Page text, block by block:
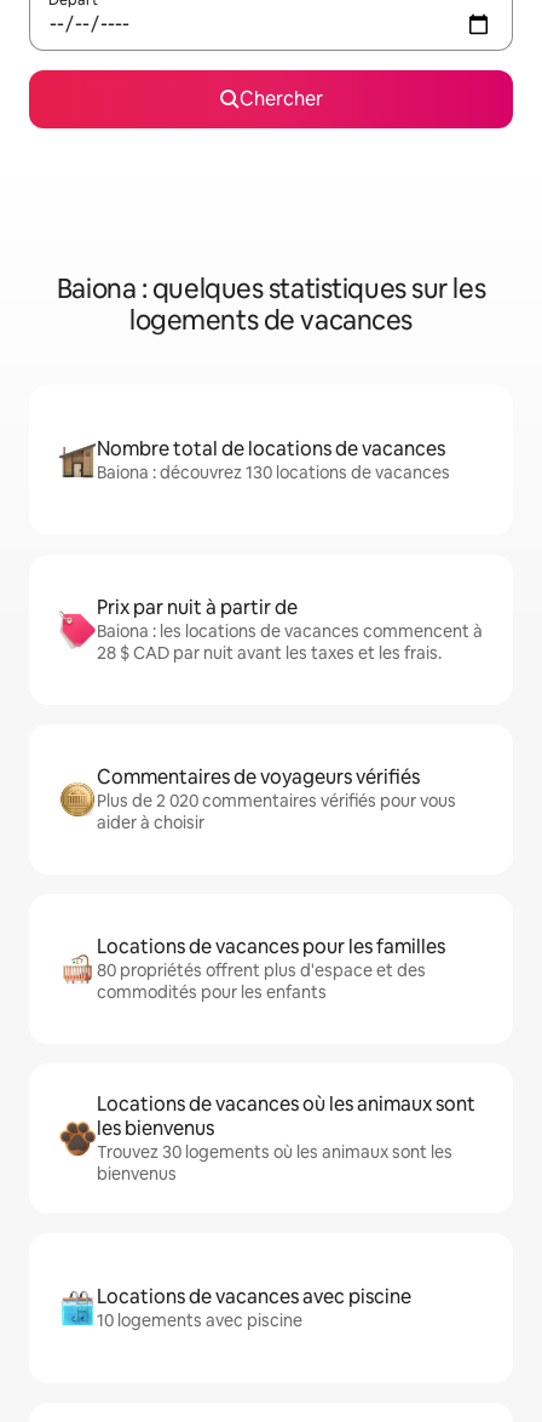
Chercher
Baiona : quelques statistiques sur les
logements de vacances
Nombre total de locations de vacances
Baiona : découvrez 130 locations de vacances
Prix par nuit à partir de
Baiona : les locations de vacances commencent à
28 $ CAD par nuit avant les taxes et les frais.
Commentaires de voyageurs vérifiés
Plus de 2 020 commentaires vérifiés pour vous
aider à choisir
Locations de vacances pour les familles
80 propriétés offrent plus d'espace et des
commodités pour les enfants
Locations de vacances où les animaux sont
les bienvenus
Trouvez 30 logements où les animaux sont les
bienvenus
Locations de vacances avec piscine
10 logements avec piscine